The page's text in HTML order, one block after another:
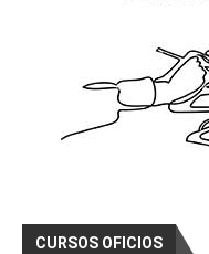
CURSOS OFICIOS